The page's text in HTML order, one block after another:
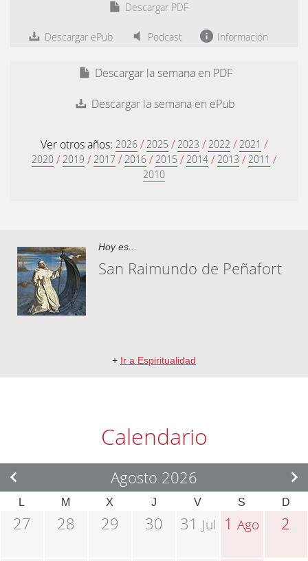
Descargar PDF
Descargar ePub Podcast Información
Descargar la semana en PDF
Descargar la semana en ePub
Ver otros años: 2026 / 2025 / 2023 / 2022 / 2021 /
2020 / 2019 / 2017 / 2016 / 2015 / 2014 / 2013 / 2011 /
2010
Hoy es...
San Raimundo de Peñafort
+ Ir a Espiritualidad
Calendario
Agosto 2026
L M X J V S D
27 28 29 30 31 Jul 1Ago 2